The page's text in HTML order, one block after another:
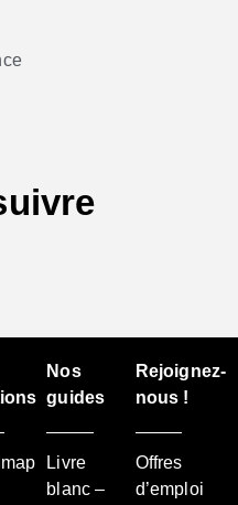
Nos
guides
Livre
blanc –
Rejoignez-
nous !
Offres
d’emploi